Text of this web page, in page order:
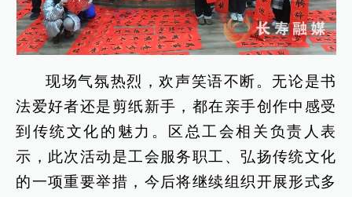
现场气氛热烈，欢声笑语不断。无论是书
法爱好者还是剪纸新手，都在亲手创作中感受
到传统文化的魅力。区总工会相关负责人表
示，此次活动是工会服务职工、弘扬传统文化
的一项重要举措，今后将继续组织开展形式多